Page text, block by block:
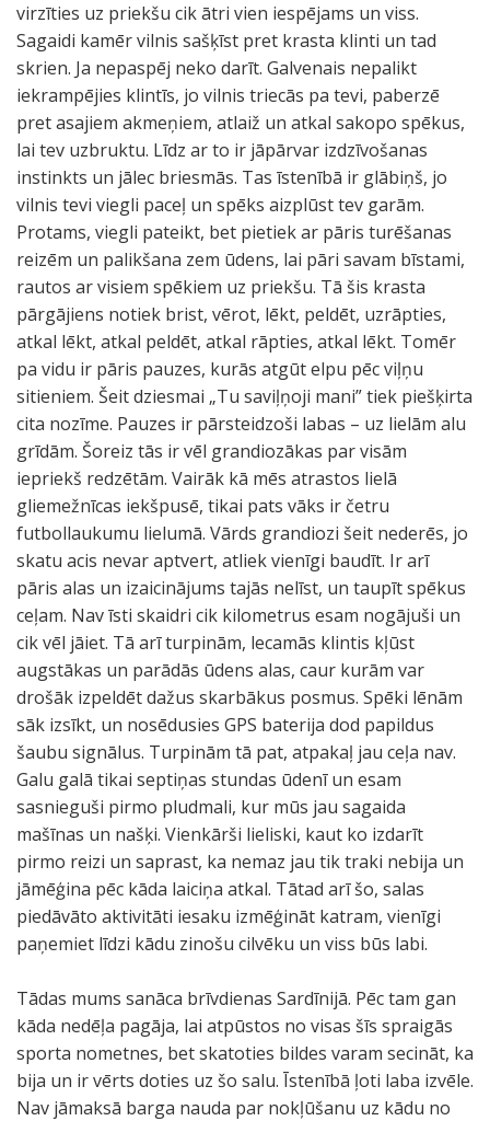
virzīties uz priekšu cik ātri vien iespējams un viss.
Sagaidi kamēr vilnis sašķīst pret krasta klinti un tad
skrien. Ja nepaspēj neko darīt. Galvenais nepalikt
iekrampējies klintīs, jo vilnis triecās pa tevi, paberzē
pret asajiem akmeņiem, atlaiž un atkal sakopo spēkus,
lai tev uzbruktu. Līdz ar to ir jāpārvar izdzīvošanas
instinkts un jālec briesmās. Tas īstenībā ir glābiņš, jo
vilnis tevi viegli paceļ un spēks aizplūst tev garām.
Protams, viegli pateikt, bet pietiek ar pāris turēšanas
reizēm un palikšana zem ūdens, lai pāri savam bīstami,
rautos ar visiem spēkiem uz priekšu. Tā šis krasta
pārgājiens notiek brist, vērot, lēkt, peldēt, uzrāpties,
atkal lēkt, atkal peldēt, atkal rāpties, atkal lēkt. Tomēr
pa vidu ir pāris pauzes, kurās atgūt elpu pēc viļņu
sitieniem. Šeit dziesmai „Tu saviļņoji mani” tiek piešķirta
cita nozīme. Pauzes ir pārsteidzoši labas – uz lielām alu
grīdām. Šoreiz tās ir vēl grandiozākas par visām
iepriekš redzētām. Vairāk kā mēs atrastos lielā
gliemežnīcas iekšpusē, tikai pats vāks ir četru
futbollaukumu lielumā. Vārds grandiozi šeit nederēs, jo
skatu acis nevar aptvert, atliek vienīgi baudīt. Ir arī
pāris alas un izaicinājums tajās nelīst, un taupīt spēkus
ceļam. Nav īsti skaidri cik kilometrus esam nogājuši un
cik vēl jāiet. Tā arī turpinām, lecamās klintis kļūst
augstākas un parādās ūdens alas, caur kurām var
drošāk izpeldēt dažus skarbākus posmus. Spēki lēnām
sāk izsīkt, un nosēdusies GPS baterija dod papildus
šaubu signālus. Turpinām tā pat, atpakaļ jau ceļa nav.
Galu galā tikai septiņas stundas ūdenī un esam
sasnieguši pirmo pludmali, kur mūs jau sagaida
mašīnas un našķi. Vienkārši lieliski, kaut ko izdarīt
pirmo reizi un saprast, ka nemaz jau tik traki nebija un
jāmēģina pēc kāda laiciņa atkal. Tātad arī šo, salas
piedāvāto aktivitāti iesaku izmēģināt katram, vienīgi
paņemiet līdzi kādu zinošu cilvēku un viss būs labi.
Tādas mums sanāca brīvdienas Sardīnijā. Pēc tam gan
kāda nedēļa pagāja, lai atpūstos no visas šīs spraigās
sporta nometnes, bet skatoties bildes varam secināt, ka
bija un ir vērts doties uz šo salu. Īstenībā ļoti laba izvēle.
Nav jāmaksā barga nauda par nokļūšanu uz kādu no